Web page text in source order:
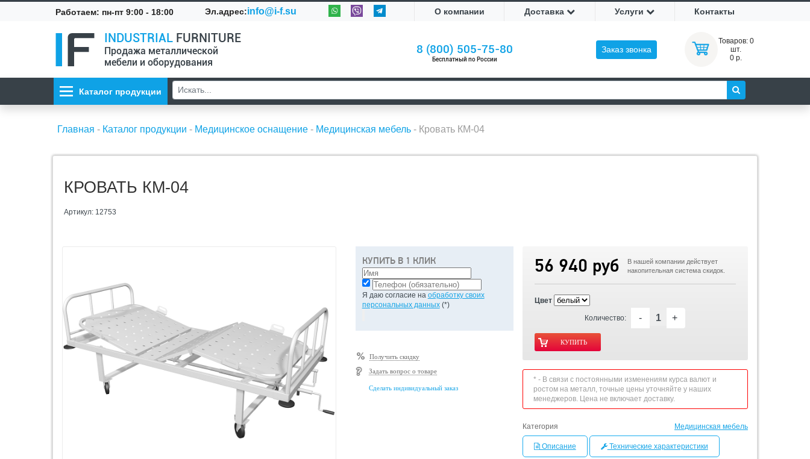
Работаем: пн-пт 9:00 - 18:00 Эл.адрес:info@i-f.su О компании Доставка Услуги Контакты
INDUSTRIAL FURNITURE
Продажа металлической
мебели и оборудования
8 (800) 505-75-80
Бесплатный по России
Заказ звонка
Товаров: 0
шт.
0 р.
Каталог продукции
Главная - Каталог продукции - Медицинское оснащение - Медицинская мебель - Кровать КМ-04
КРОВАТЬ КМ-04
Артикул: 12753
КУПИТЬ В 1 КЛИК
Я даю согласие на обработку своих
персональных данных(*)
Получить скидку
Задать вопрос о товаре
Сделать индивидуальный заказ
56 940 руб
В нашей компании действует
накопительная система скидок.
Цвет
Количество: - +
* - В связи с постоянными изменениям курса валют и
ростом на металл, точные цены уточняйте у наших
менеджеров. Цена не включает доставку.
Категория Медицинская мебель
Описание Технические характеристики